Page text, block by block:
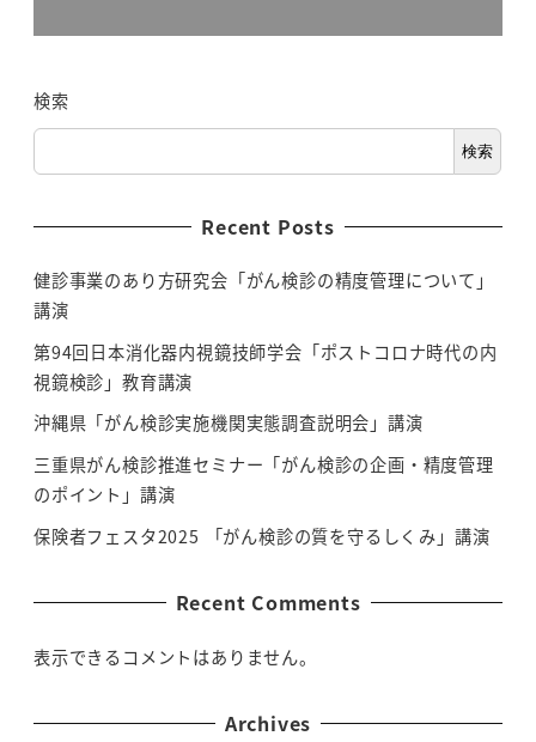
検索
検索
Recent Posts
健診事業のあり方研究会「がん検診の精度管理について」
講演
第94回日本消化器内視鏡技師学会「ポストコロナ時代の内
視鏡検診」教育講演
沖縄県「がん検診実施機関実態調査説明会」講演
三重県がん検診推進セミナー「がん検診の企画・精度管理
のポイント」講演
保険者フェスタ2025 「がん検診の質を守るしくみ」講演
Recent Comments
表示できるコメントはありません。
Archives